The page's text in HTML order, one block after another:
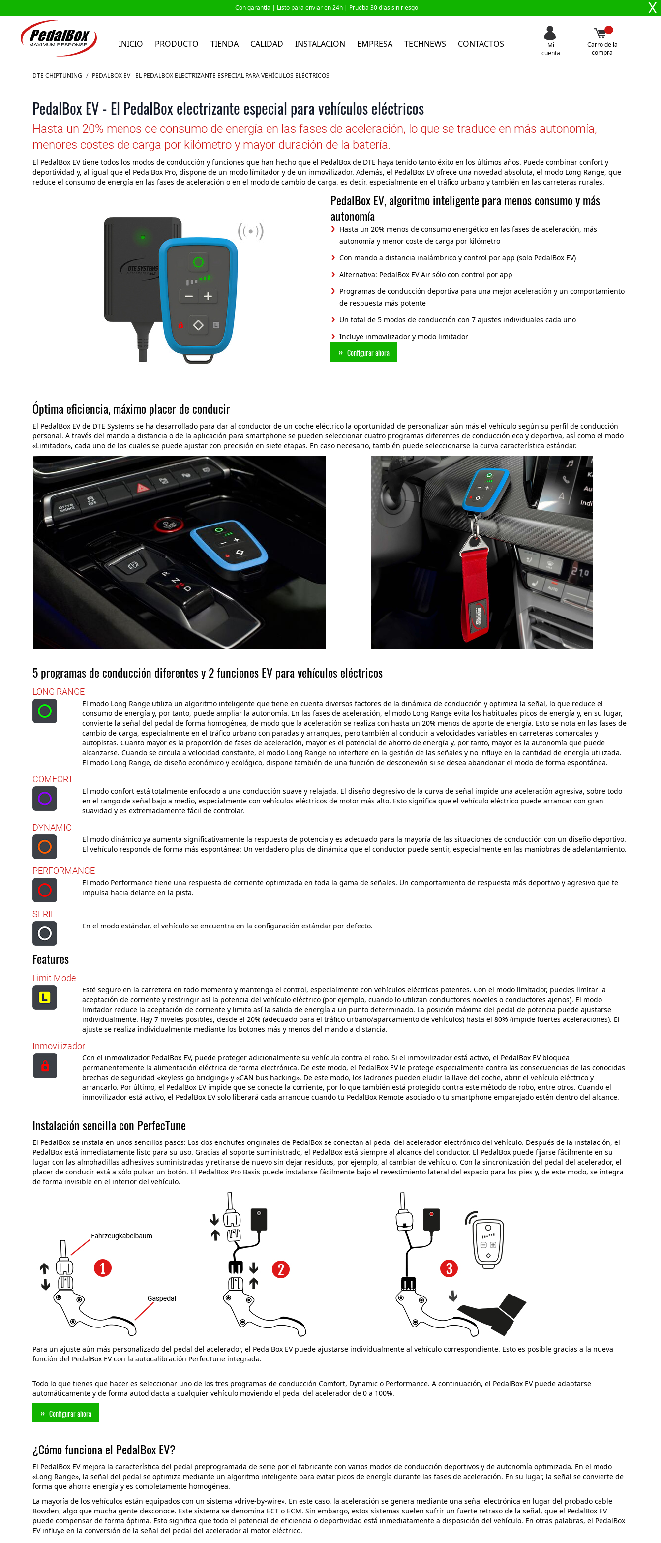
Con garantía | Listo para enviar en 24h | Prueba 30 días sin riesgo X
INICIO PRODUCTO TIENDA CALIDAD INSTALACION EMPRESA TECHNEWS CONTACTOS
Mi
cuenta
Carro de la
compra
Ir al contenidoDTE CHIPTUNING / PEDALBOX EV - EL PEDALBOX ELECTRIZANTE ESPECIAL PARA VEHÍCULOS ELÉCTRICOS
PedalBox EV - El PedalBox electrizante especial para vehículos eléctricos
Hasta un 20% menos de consumo de energía en las fases de aceleración, lo que se traduce en más autonomía,
menores costes de carga por kilómetro y mayor duración de la batería.
El PedalBox EV tiene todos los modos de conducción y funciones que han hecho que el PedalBox de DTE haya tenido tanto éxito en los últimos años. Puede combinar confort y
deportividad y, al igual que el PedalBox Pro, dispone de un modo límitador y de un inmovilizador. Además, el PedalBox EV ofrece una novedad absoluta, el modo Long Range, que
reduce el consumo de energía en las fases de aceleración o en el modo de cambio de carga, es decir, especialmente en el tráfico urbano y también en las carreteras rurales.
PedalBox EV, algoritmo inteligente para menos consumo y más
autonomía
Hasta un 20% menos de consumo energético en las fases de aceleración, más
autonomía y menor coste de carga por kilómetro
Con mando a distancia inalámbrico y control por app (solo PedalBox EV)
Alternativa: PedalBox EV Air sólo con control por app
Programas de conducción deportiva para una mejor aceleración y un comportamiento
de respuesta más potente
Un total de 5 modos de conducción con 7 ajustes individuales cada uno
Incluye inmovilizador y modo limitador
Configurar ahora
Óptima eficiencia, máximo placer de conducir
El PedalBox EV de DTE Systems se ha desarrollado para dar al conductor de un coche eléctrico la oportunidad de personalizar aún más el vehículo según su perfil de conducción
personal. A través del mando a distancia o de la aplicación para smartphone se pueden seleccionar cuatro programas diferentes de conducción eco y deportiva, así como el modo
«Limitador», cada uno de los cuales se puede ajustar con precisión en siete etapas. En caso necesario, también puede seleccionarse la curva característica estándar.
5 programas de conducción diferentes y 2 funciones EV para vehículos eléctricos
LONG RANGE
El modo Long Range utiliza un algoritmo inteligente que tiene en cuenta diversos factores de la dinámica de conducción y optimiza la señal, lo que reduce el
consumo de energía y, por tanto, puede ampliar la autonomía. En las fases de aceleración, el modo Long Range evita los habituales picos de energía y, en su lugar,
convierte la señal del pedal de forma homogénea, de modo que la aceleración se realiza con hasta un 20% menos de aporte de energía. Esto se nota en las fases de
cambio de carga, especialmente en el tráfico urbano con paradas y arranques, pero también al conducir a velocidades variables en carreteras comarcales y
autopistas. Cuanto mayor es la proporción de fases de aceleración, mayor es el potencial de ahorro de energía y, por tanto, mayor es la autonomía que puede
alcanzarse. Cuando se circula a velocidad constante, el modo Long Range no interfiere en la gestión de las señales y no influye en la cantidad de energía utilizada.
El modo Long Range, de diseño económico y ecológico, dispone también de una función de desconexión si se desea abandonar el modo de forma espontánea.
COMFORT
El modo confort está totalmente enfocado a una conducción suave y relajada. El diseño degresivo de la curva de señal impide una aceleración agresiva, sobre todo
en el rango de señal bajo a medio, especialmente con vehículos eléctricos de motor más alto. Esto significa que el vehículo eléctrico puede arrancar con gran
suavidad y es extremadamente fácil de controlar.
DYNAMIC
El modo dinámico ya aumenta significativamente la respuesta de potencia y es adecuado para la mayoría de las situaciones de conducción con un diseño deportivo.
El vehículo responde de forma más espontánea: Un verdadero plus de dinámica que el conductor puede sentir, especialmente en las maniobras de adelantamiento.
PERFORMANCE
El modo Performance tiene una respuesta de corriente optimizada en toda la gama de señales. Un comportamiento de respuesta más deportivo y agresivo que te
impulsa hacia delante en la pista.
SERIE
En el modo estándar, el vehículo se encuentra en la configuración estándar por defecto.
Features
Limit Mode
Esté seguro en la carretera en todo momento y mantenga el control, especialmente con vehículos eléctricos potentes. Con el modo limitador, puedes limitar la
aceptación de corriente y restringir así la potencia del vehículo eléctrico (por ejemplo, cuando lo utilizan conductores noveles o conductores ajenos). El modo
limitador reduce la aceptación de corriente y limita así la salida de energía a un punto determinado. La posición máxima del pedal de potencia puede ajustarse
individualmente. Hay 7 niveles posibles, desde el 20% (adecuado para el tráfico urbano/aparcamiento de vehículos) hasta el 80% (impide fuertes aceleraciones). El
ajuste se realiza individualmente mediante los botones más y menos del mando a distancia.
Inmovilizador
Con el inmovilizador PedalBox EV, puede proteger adicionalmente su vehículo contra el robo. Si el inmovilizador está activo, el PedalBox EV bloquea
permanentemente la alimentación eléctrica de forma electrónica. De este modo, el PedalBox EV le protege especialmente contra las consecuencias de las conocidas
brechas de seguridad «keyless go bridging» y «CAN bus hacking». De este modo, los ladrones pueden eludir la llave del coche, abrir el vehículo eléctrico y
arrancarlo. Por último, el PedalBox EV impide que se conecte la corriente, por lo que también está protegido contra este método de robo, entre otros. Cuando el
inmovilizador está activo, el PedalBox EV solo liberará cada arranque cuando tu PedalBox Remote asociado o tu smartphone emparejado estén dentro del alcance.
Instalación sencilla con PerfecTune
El PedalBox se instala en unos sencillos pasos: Los dos enchufes originales de PedalBox se conectan al pedal del acelerador electrónico del vehículo. Después de la instalación, el
PedalBox está inmediatamente listo para su uso. Gracias al soporte suministrado, el PedalBox está siempre al alcance del conductor. El PedalBox puede fijarse fácilmente en su
lugar con las almohadillas adhesivas suministradas y retirarse de nuevo sin dejar residuos, por ejemplo, al cambiar de vehículo. Con la sincronización del pedal del acelerador, el
placer de conducir está a sólo pulsar un botón. El PedalBox Pro Basis puede instalarse fácilmente bajo el revestimiento lateral del espacio para los pies y, de este modo, se integra
de forma invisible en el interior del vehículo.
Para un ajuste aún más personalizado del pedal del acelerador, el PedalBox EV puede ajustarse individualmente al vehículo correspondiente. Esto es posible gracias a la nueva
función del PedalBox EV con la autocalibración PerfecTune integrada.
Todo lo que tienes que hacer es seleccionar uno de los tres programas de conducción Comfort, Dynamic o Performance. A continuación, el PedalBox EV puede adaptarse
automáticamente y de forma autodidacta a cualquier vehículo moviendo el pedal del acelerador de 0 a 100%.
Configurar ahora
¿Cómo funciona el PedalBox EV?
El PedalBox EV mejora la característica del pedal preprogramada de serie por el fabricante con varios modos de conducción deportivos y de autonomía optimizada. En el modo
«Long Range», la señal del pedal se optimiza mediante un algoritmo inteligente para evitar picos de energía durante las fases de aceleración. En su lugar, la señal se convierte de
forma que ahorra energía y es completamente homogénea.
La mayoría de los vehículos están equipados con un sistema «drive-by-wire». En este caso, la aceleración se genera mediante una señal electrónica en lugar del probado cable
Bowden, algo que mucha gente desconoce. Este sistema se denomina ECT o ECM. Sin embargo, estos sistemas suelen sufrir un fuerte retraso de la señal, que el PedalBox EV
puede compensar de forma óptima. Esto significa que todo el potencial de eficiencia o deportividad está inmediatamente a disposición del vehículo. En otras palabras, el PedalBox
EV influye en la conversión de la señal del pedal del acelerador al motor eléctrico.